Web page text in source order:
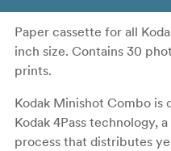
Paper cassette for all
inch size. Contains 30
prints.
Kodak Minishot Combo is
Kodak 4Pass technology,
process that distributes